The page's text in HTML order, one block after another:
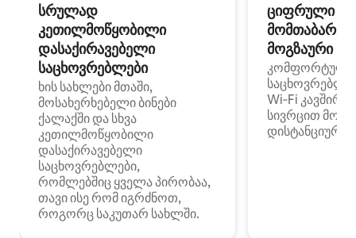
სრულად
კეთილმოწყობილი
დასაქირავებელი
საცხოვრებლები
ხის სახლები მთაში,
მოსახერხებელი ბინები
ქალაქში და სხვა
კეთილმოწყობილი
დასაქირავებელი
საცხოვრებლები,
რომლებშიც ყველა პირობაა,
თავი ისე რომ იგრძნოთ,
როგორც საკუთარ სახლში.
ციფრული
მოგზაური
კომფორტული
Wi‑Fi
სივრცით
დისტანციური